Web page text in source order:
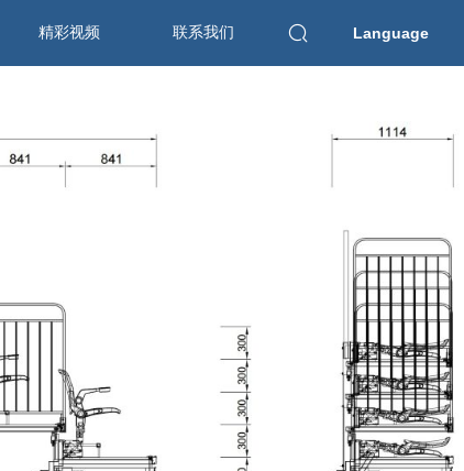
精彩视频 联系我们 Language